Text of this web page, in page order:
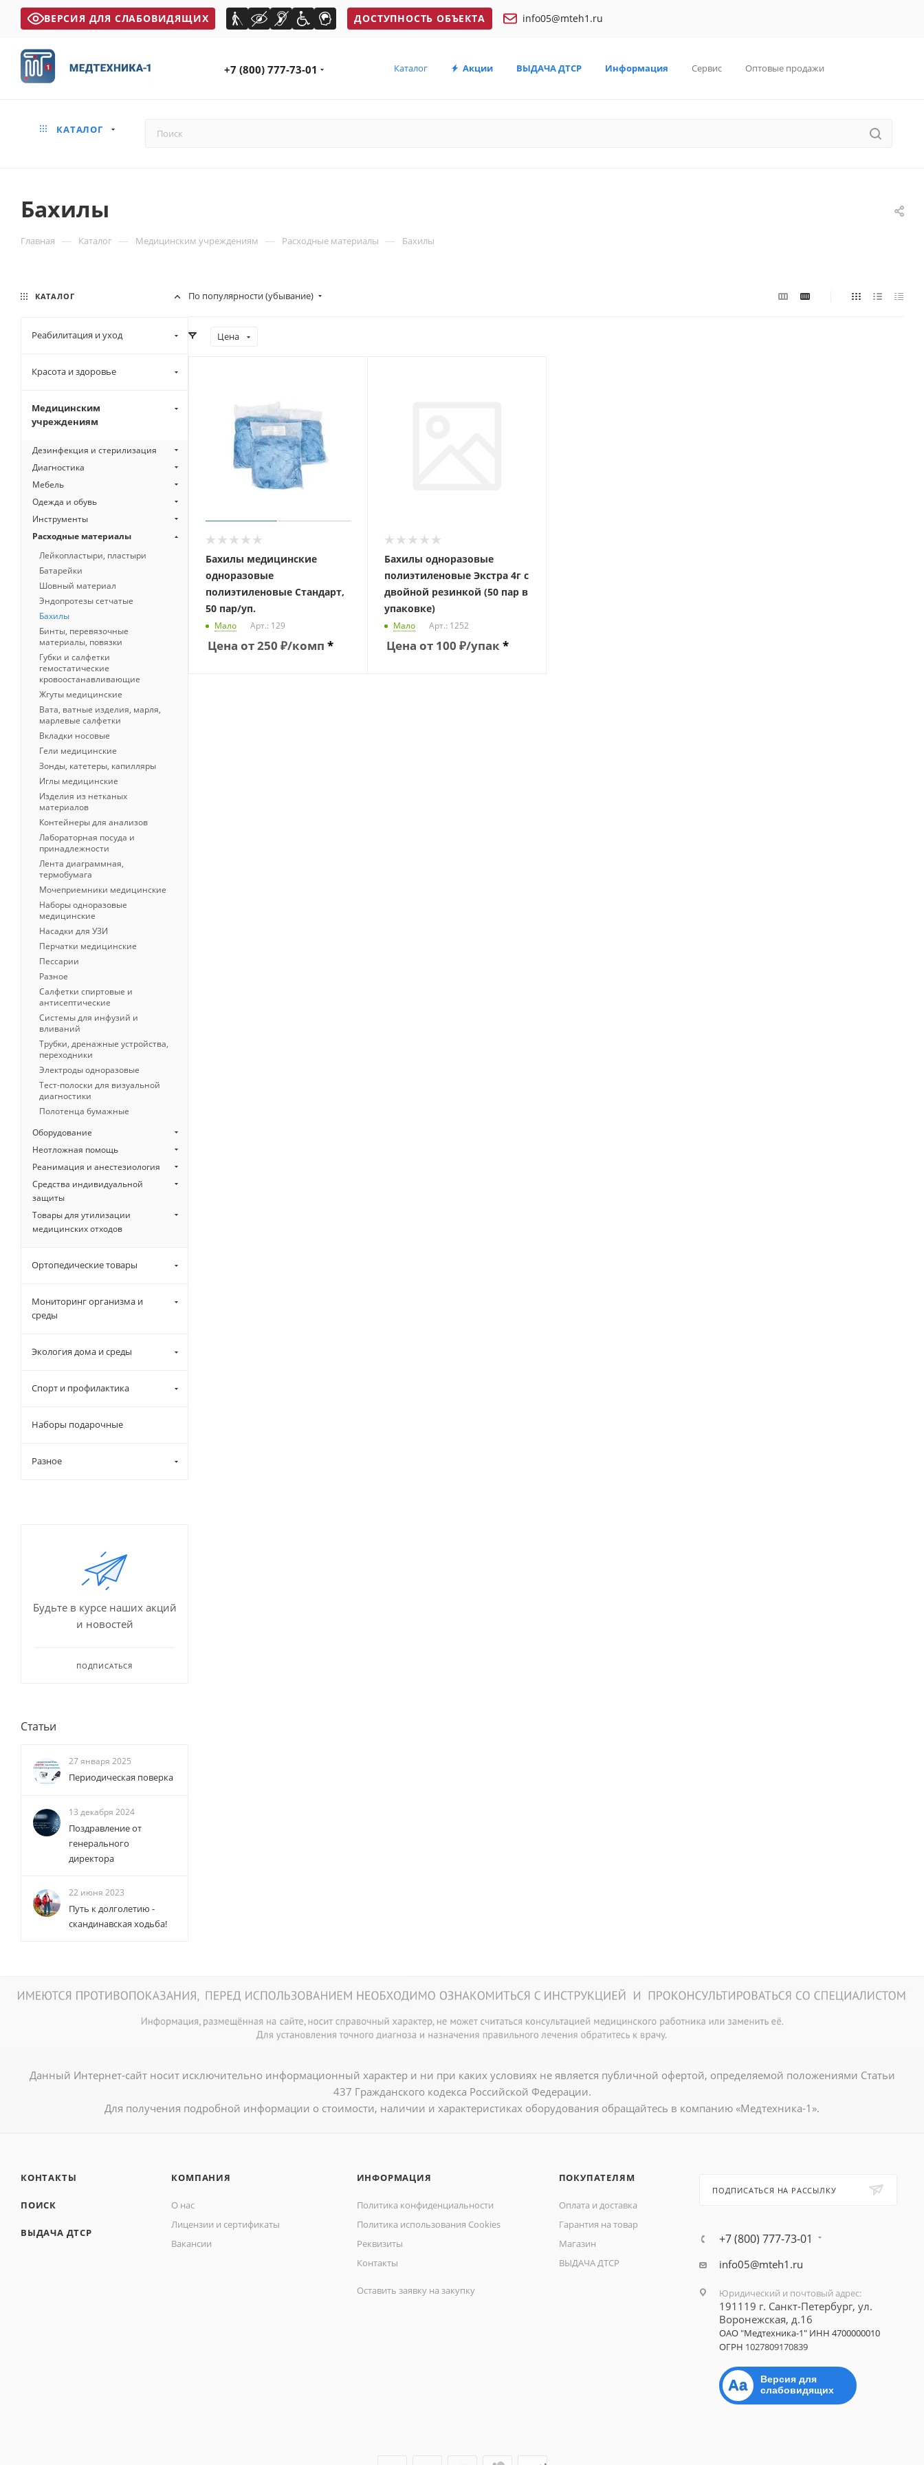
ВЕРСИЯ ДЛЯ СЛАБОВИДЯЩИХ ДОСТУПНОСТЬ ОБЪЕКТА info05@mteh1.ru
+7 (800) 777-73-01 Каталог Акции ВЫДАЧА ДТСР Информация Сервис Оптовые продажи
КАТАЛОГ
Бахилы
Главная — Каталог — Медицинским учреждениям — Расходные материалы — Бахилы
По популярности (убывание)
Цена
Бахилы медицинские
одноразовые
полиэтиленовые Стандарт,
50 пар/уп.
Мало Арт.: 129
Цена от250 ₽/комп *
Бахилы одноразовые
полиэтиленовые Экстра 4г с
двойной резинкой (50 пар в
упаковке)
Мало Арт.: 1252
Цена от 100 ₽/упак*
КАТАЛОГ
Реабилитация и уход
Красота и здоровье
Медицинским
учреждениям
Дезинфекция и стерилизация
Диагностика
Мебель
Одежда и обувь
Инструменты
Расходные материалы
Лейкопластыри, пластыри
Батарейки
Шовный материал
Эндопротезы сетчатые
Бахилы
Бинты, перевязочные
материалы, повязки
Губки и салфетки
гемостатические
кровоостанавливающие
Жгуты медицинские
Вата, ватные изделия, марля,
марлевые салфетки
Вкладки носовые
Гели медицинские
Зонды, катетеры, капилляры
Иглы медицинские
Изделия из нетканых
материалов
Контейнеры для анализов
Лабораторная посуда и
принадлежности
Лента диаграммная,
термобумага
Мочеприемники медицинские
Наборы одноразовые
медицинские
Насадки для УЗИ
Перчатки медицинские
Пессарии
Разное
Салфетки спиртовые и
антисептические
Системы для инфузий и
вливаний
Трубки, дренажные устройства,
переходники
Электроды одноразовые
Тест-полоски для визуальной
диагностики
Полотенца бумажные
Оборудование
Неотложная помощь
Реанимация и анестезиология
Средства индивидуальной
защиты
Товары для утилизации
медицинских отходов
Ортопедические товары
Мониторинг организма и
среды
Экология дома и среды
Спорт и профилактика
Наборы подарочные
Разное
Будьте в курсе наших акций
и новостей
ПОДПИСАТЬСЯ
Статьи
27 января 2025
Периодическая поверка
13 декабря 2024
Поздравление от
генерального
директора
22 июня 2023
Путь к долголетию -
скандинавская ходьба!
Данный Интернет-сайт носит исключительно информационный характер и ни при каких условиях не является публичной офертой, определяемой положениями Статьи
437 Гражданского кодекса Российской Федерации.
Для получения подробной информации о стоимости, наличии и характеристиках оборудования обращайтесь в компанию «Медтехника-1».
КОНТАКТЫ
ПОИСК
ВЫДАЧА ДТСР
КОМПАНИЯ
О нас
Лицензии и сертификаты
Вакансии
ИНФОРМАЦИЯ
Политика конфиденциальности
Политика использования Cookies
Реквизиты
Контакты
Оставить заявку на закупку
ПОКУПАТЕЛЯМ
Оплата и доставка
Гарантия на товар
Магазин
ВЫДАЧА ДТСР
ПОДПИСАТЬСЯ НА РАССЫЛКУ
+7 (800) 777-73-01
info05@mteh1.ru
Юридический и почтовый адрес:
191119 г. Санкт-Петербург, ул.
Воронежская, д.16
ОАО "Медтехника-1" ИНН 4700000010
ОГРН 1027809170839
Aa
Версия для
слабовидящих